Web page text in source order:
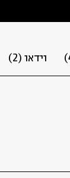
וידאו (2)